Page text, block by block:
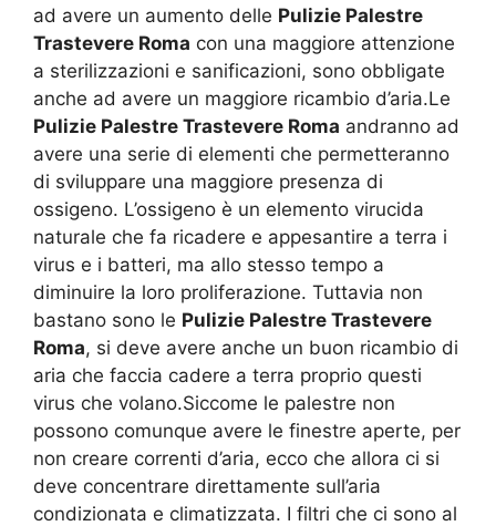
ad avere un aumento delle Pulizie Palestre
Trastevere Roma con una maggiore attenzione
a sterilizzazioni e sanificazioni, sono obbligate
anche ad avere un maggiore ricambio d’aria.Le
Pulizie Palestre Trastevere Roma andranno ad
avere una serie di elementi che permetteranno
di sviluppare una maggiore presenza di
ossigeno. L’ossigeno è un elemento virucida
naturale che fa ricadere e appesantire a terra i
virus e i batteri, ma allo stesso tempo a
diminuire la loro proliferazione. Tuttavia non
bastano sono le Pulizie Palestre Trastevere
Roma, si deve avere anche un buon ricambio di
aria che faccia cadere a terra proprio questi
virus che volano.Siccome le palestre non
possono comunque avere le finestre aperte, per
non creare correnti d’aria, ecco che allora ci si
deve concentrare direttamente sull’aria
condizionata e climatizzata. I filtri che ci sono al